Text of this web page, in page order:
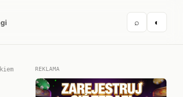
⌕ ◐
REKLAMA